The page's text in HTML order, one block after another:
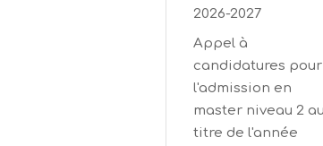
2026-2027
Appel à
candidatures pour
l'admission en
master niveau 2 au
titre de l'année